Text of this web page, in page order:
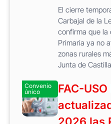
El cierre
Carbajal de la
confirma que la
Primaria ya no
zonas rurales
Junta de
Convenio
único
FAC-